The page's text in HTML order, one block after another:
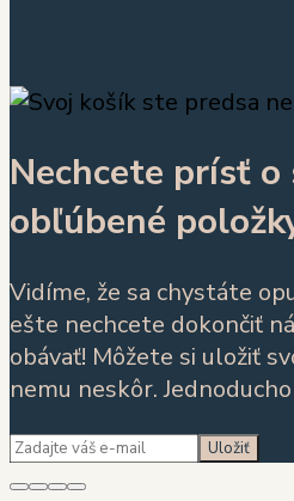
Nechcete prísť o
obľúbené
Vidíme, že sa chystáte
ešte nechcete dokončiť
obávať! Môžete si uložiť
nemu neskôr.
Uložiť